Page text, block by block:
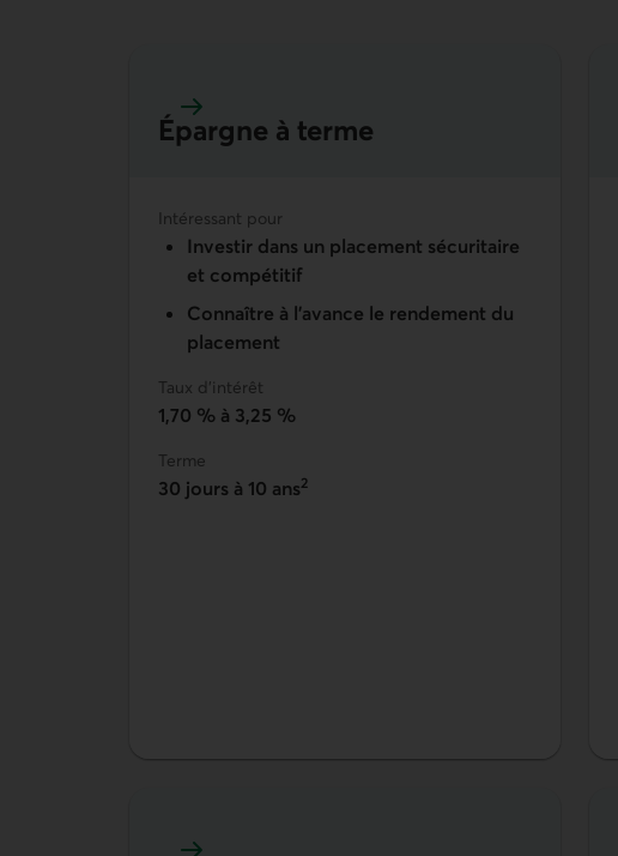
Épargne à terme
Intéressant pour
Investir dans un placement sécuritaire
et compétitif
Connaître à l’avance le rendement du
placement
Taux d'intérêt
1,70 % à 3,25 %
Terme
30 jours à 10 ans2
En savoir plus sur épargne à terme